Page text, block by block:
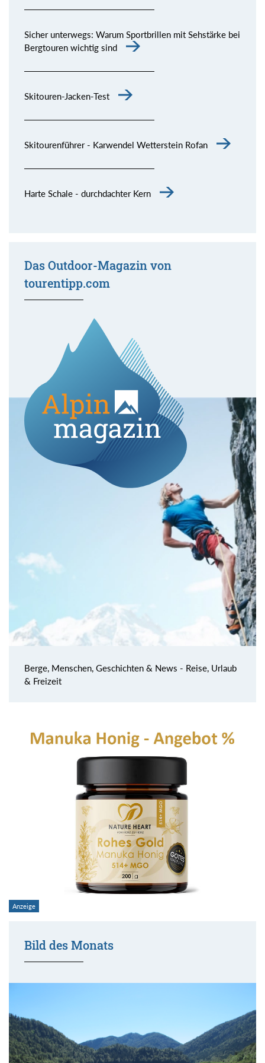
Sicher unterwegs: Warum Sportbrillen mit Sehstärke bei
Bergtouren wichtig sind
Skitouren-Jacken-Test
Skitourenführer - Karwendel Wetterstein Rofan
Harte Schale - durchdachter Kern
Das Outdoor-Magazin von
tourentipp.com
Berge, Menschen, Geschichten & News - Reise, Urlaub
& Freizeit
Bild des Monats